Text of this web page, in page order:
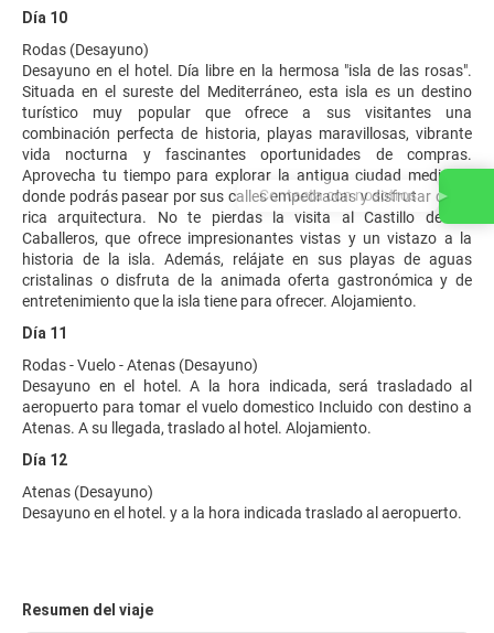
Día 10
Rodas (Desayuno)
Desayuno en el hotel. Día libre en la hermosa "isla de las rosas".
Situada en el sureste del Mediterráneo, esta isla es un destino
turístico muy popular que ofrece a sus visitantes una
combinación perfecta de historia, playas maravillosas, vibrante
vida nocturna y fascinantes oportunidades de compras.
Aprovecha tu tiempo para explorar la antigua ciudad medieval,
donde podrás pasear por sus calles empedradas y disfrutar de su
rica arquitectura. No te pierdas la visita al Castillo de los
Caballeros, que ofrece impresionantes vistas y un vistazo a la
historia de la isla. Además, relájate en sus playas de aguas
cristalinas o disfruta de la animada oferta gastronómica y de
entretenimiento que la isla tiene para ofrecer. Alojamiento.
Día 11
Rodas - Vuelo - Atenas (Desayuno)
Desayuno en el hotel. A la hora indicada, será trasladado al
aeropuerto para tomar el vuelo domestico Incluido con destino a
Atenas. A su llegada, traslado al hotel. Alojamiento.
Día 12
Atenas (Desayuno)
Desayuno en el hotel. y a la hora indicada traslado al aeropuerto.
Resumen del viaje
Contacta con nosotros